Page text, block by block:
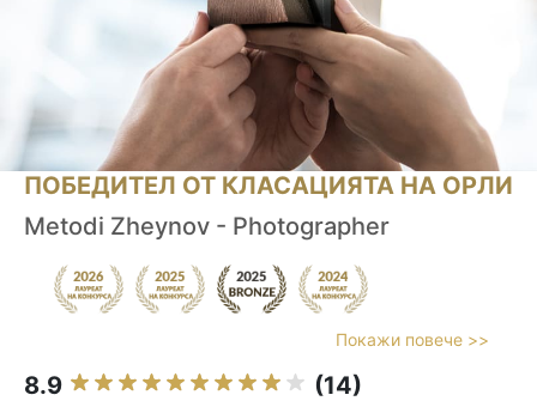
ПОБЕДИТЕЛ ОТ КЛАСАЦИЯТА НА ОРЛИ
Metodi Zheynov - Photographer
Покажи повече >>
8.9 (14)